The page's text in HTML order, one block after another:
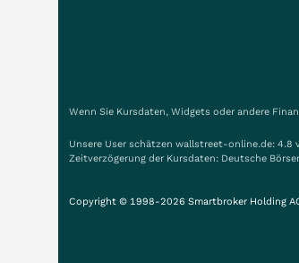
Wenn Sie Kursdaten, Widgets oder andere
Unsere User schätzen wallstreet-online.de:
Zeitverzögerung der Kursdaten: Deutsche
Copyright © 1998-2026 Smartbroker Holding